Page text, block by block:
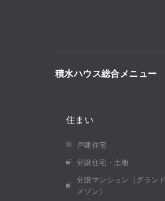
積水ハウス総合メニュー
住まい
戸建住宅
分譲住宅・土地
分譲マンション（グランド
メゾン）